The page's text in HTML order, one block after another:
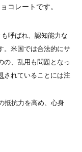
コレートです。
呼ばれ、認知能力な
。米国では合法的にサ
の、乱用も問題となっ
されていることには注
抵抗力を高め、心身